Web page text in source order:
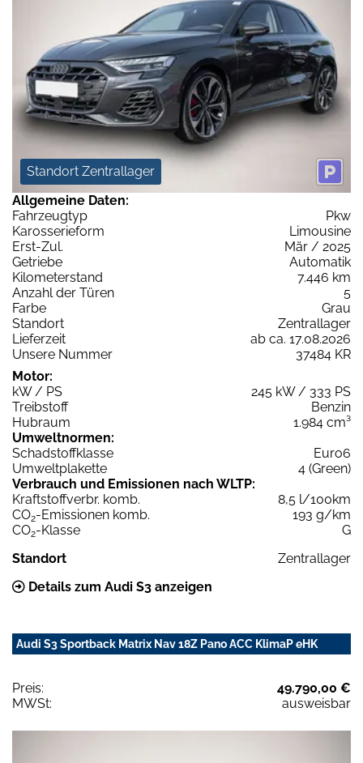
Standort Zentrallager
Allgemeine Daten:
Fahrzeugtyp
Pkw
Karosserieform
Limousine
Erst-Zul.
Mär / 2025
Getriebe
Automatik
Kilometerstand
7.446 km
Anzahl der Türen
5
Farbe
Grau
Standort
Zentrallager
Lieferzeit
ab ca. 17.08.2026
Unsere Nummer
37484 KR
Motor:
kW / PS
245 kW / 333 PS
Treibstoff
Benzin
Hubraum
1.984 cm³
Umweltnormen:
Schadstoffklasse
Euro6
Umweltplakette
4 (Green)
Verbrauch und Emissionen nach WLTP:
Kraftstoffverbr. komb.
8,5 l/100km
CO2-Emissionen komb.
193 g/km
CO2-Klasse
G
Standort
Zentrallager
Details zum Audi S3 anzeigen
Audi S3 Sportback Matrix Nav 18Z Pano ACC KlimaP eHK
Preis:
49.790,00 €
MWSt:
ausweisbar